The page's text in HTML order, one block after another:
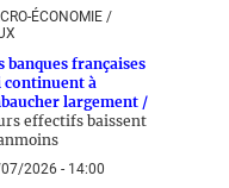
ÉCONOMIE /
banques françaises
continuent à
largement /
effectifs baissent
2026 - 14:00